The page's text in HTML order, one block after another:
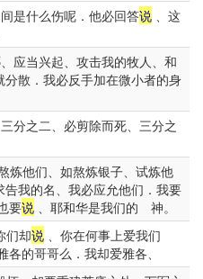
是什么伤呢．他必回答说 、这
应当兴起、攻击我的牧人、和
散．我必反手加在微小者的身
分之二、必剪除而死、三分之
炼他们、如熬炼银子、试炼他
我的名、我必应允他们．我要
要说、耶和华是我们的 神。
们却说 、你在何事上爱我们
的哥哥么．我却爱雅各、